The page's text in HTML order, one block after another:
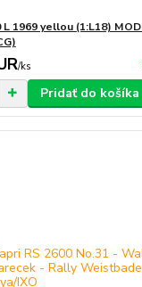
L 1969 yellou (1:L18)
/ks
Pridať do košíka